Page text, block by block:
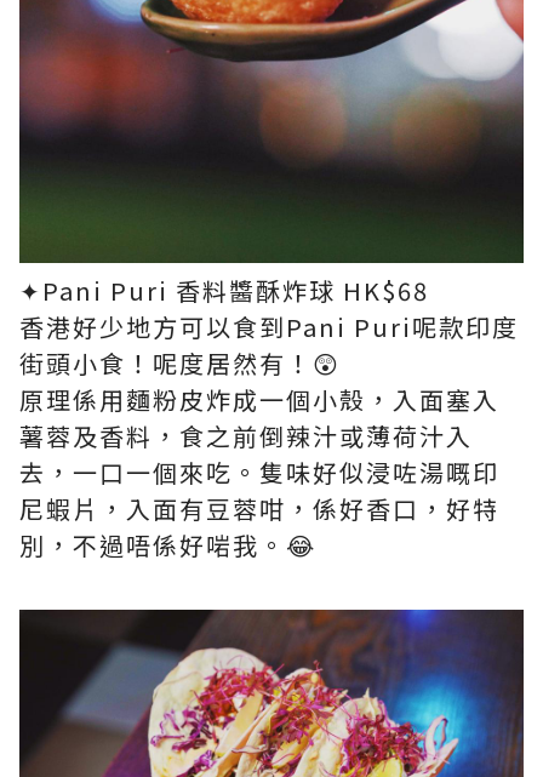
✦Pani Puri 香料醬酥炸球 HK$68​
香港好少地方可以食到Pani Puri呢款印度
街頭小食！呢度居然有！😲​
原理係用麵粉皮炸成一個小殼，入面塞入
薯蓉及香料，食之前倒辣汁或薄荷汁入
去，一口一個來吃。隻味好似浸咗湯嘅印
尼蝦片，入面有豆蓉咁，係好香口，好特
別，不過唔係好啱我。😂​